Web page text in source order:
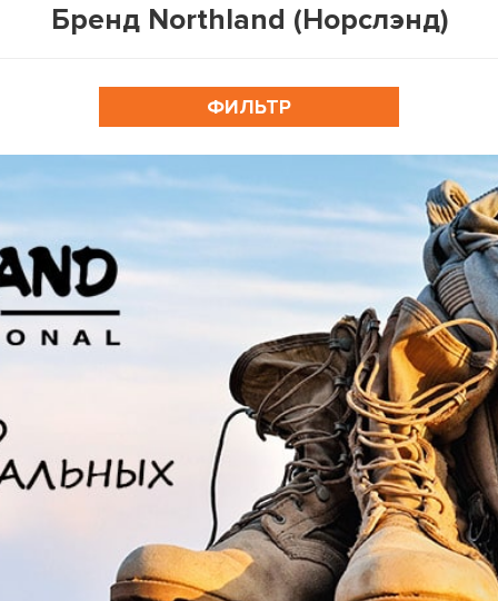
Бренд Northland (Норслэнд)
ФИЛЬТР